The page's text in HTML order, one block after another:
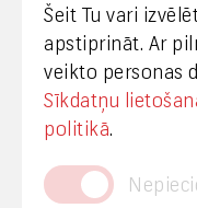
Šeit Tu vari
apstiprināt. Ar
veikto personas
Sīkdatņu
politikā.
+371 29665001
© VAS Latvijas